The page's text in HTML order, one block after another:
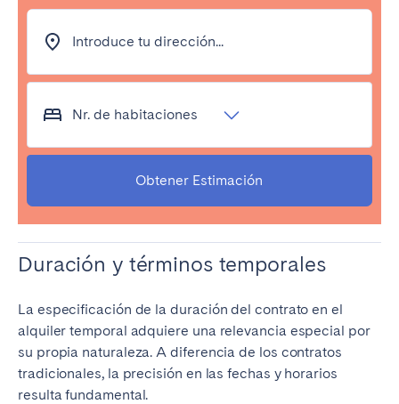
Introduce tu dirección...
Nr. de habitaciones
Obtener Estimación
Duración y términos temporales
La especificación de la duración del contrato en el
alquiler temporal adquiere una relevancia especial por
su propia naturaleza. A diferencia de los contratos
tradicionales, la precisión en las fechas y horarios
resulta fundamental.